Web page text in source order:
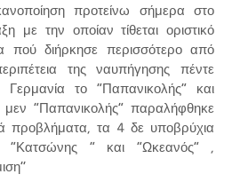
προτείνω σήμερα στο
με την οποίαν τίθεται οριστικό
πού διήρκησε περισσότερο από
της ναυπήγησης πέντε
το “Παπανικολής” και
“Παπανικολής” παραλήφθηκε
προβλήματα, τα 4 δε υποβρύχια
“Κατσώνης ” και “Ωκεανός” ,